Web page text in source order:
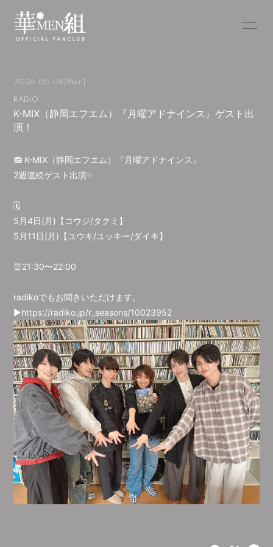
SCHEDULE
BLOG RADIO
無料会員登録 ログイン
2026.05.04 [Mon]
RADIO
K-MIX（静岡エフエム）『月曜アドナインス』ゲスト出
演！
📻 K-MIX（静岡エフエム）『月曜アドナインス』
2週連続ゲスト出演✨
🗓️
5月4日(月)【コウジ/タクミ】
5月11日(月)【ユウキ/ユッキー/ダイキ】
⏰21:30〜22:00
radikoでもお聞きいただけます。
▶https://radiko.jp/r_seasons/10023952